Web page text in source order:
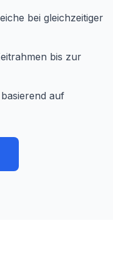
bei gleichzeitiger
bis zur
auf